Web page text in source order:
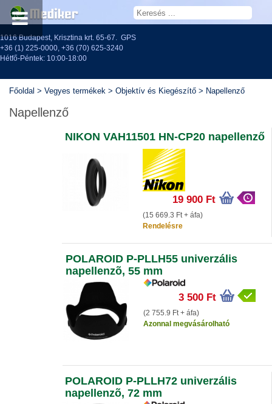
1016 Budapest, Krisztina krt. 65-67. GPS
+36 (1) 225-0000, +36 (70) 625-3240
Hétfő-Péntek: 10:00-18:00
Főoldal > Vegyes termékek > Objektív és Kiegészítő > Napellenző
Napellenző
NIKON VAH11501 HN-CP20 napellenző
19 900 Ft
(15 669.3 Ft + áfa)
Rendelésre
POLAROID P-PLLH55 univerzális
napellenzõ, 55 mm
3 500 Ft
(2 755.9 Ft + áfa)
Azonnal megvásárolható
POLAROID P-PLLH72 univerzális
napellenzõ, 72 mm